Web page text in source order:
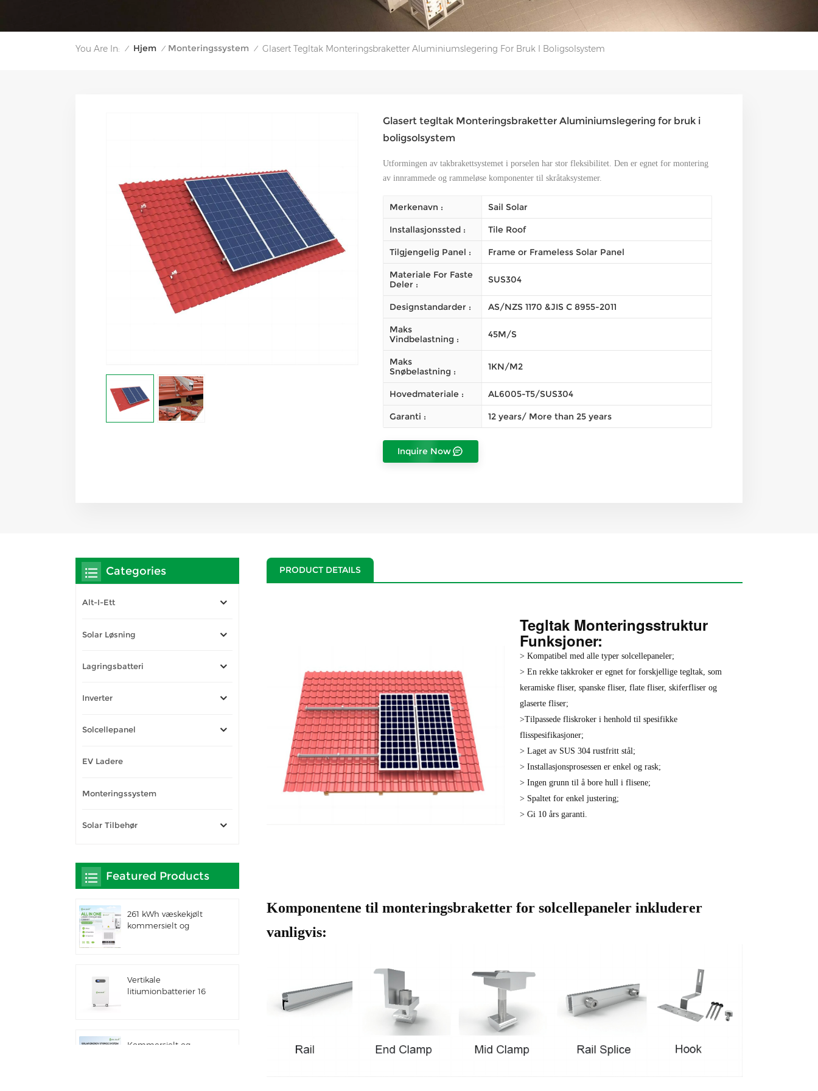
You Are In: / Hjem / Monteringssystem / Glasert Tegltak Monteringsbraketter Aluminiumslegering For Bruk I Boligsolsystem
Glasert tegltak Monteringsbraketter Aluminiumslegering for bruk i
boligsolsystem
Utformingen av takbrakettsystemet i porselen har stor fleksibilitet. Den er egnet for montering
av innrammede og rammeløse komponenter til skråtaksystemer.
Merkenavn : Sail Solar
Installasjonssted : Tile Roof
Tilgjengelig Panel : Frame or Frameless Solar Panel
Materiale For Faste
Deler :
SUS304
Designstandarder : AS/NZS 1170 &JIS C 8955-2011
Maks
Vindbelastning :
45M/S
Maks
Snøbelastning :
1KN/M2
Hovedmateriale : AL6005-T5/SUS304
Garanti : 12 years/ More than 25 years
Inquire Now
PRODUCT DETAILS
Tegltak Monteringsstruktur
Funksjoner:
> Kompatibel med alle typer solcellepaneler;
> En rekke takkroker er egnet for forskjellige tegltak, som
keramiske fliser, spanske fliser, flate fliser, skiferfliser og
glaserte fliser;
>Tilpassede fliskroker i henhold til spesifikke
flisspesifikasjoner;
> Laget av SUS 304 rustfritt stål;
> Installasjonsprosessen er enkel og rask;
> Ingen grunn til å bore hull i flisene;
> Spaltet for enkel justering;
> Gi 10 års garanti.
Komponentene til monteringsbraketter for solcellepaneler inkluderer
vanligvis:
Categories
Alt-I-Ett
Solar Løsning
Lagringsbatteri
Inverter
Solcellepanel
EV Ladere
Monteringssystem
Solar Tilbehør
Featured Products
261 kWh væskekjølt
kommersielt og
Vertikale
litiumionbatterier 16
Kommersielt og